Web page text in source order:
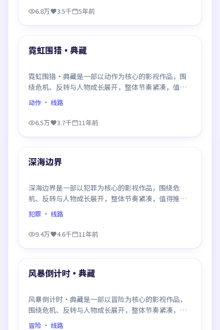
6.8万 3.5千 5年前
最新
霓虹围猎·典藏
霓虹围猎·典藏是一部以动作为核心的影视作品，围
绕危机、反转与人物成长展开，整体节奏紧凑，值得
推荐观看。
动作 · 线路
6.5万 3.7千 11年前
最新
深海边界
深海边界是一部以犯罪为核心的影视作品，围绕危
机、反转与人物成长展开，整体节奏紧凑，值得推荐
观看。
犯罪 · 线路
9.4万 4.6千 11年前
最新
风暴倒计时·典藏
风暴倒计时·典藏是一部以冒险为核心的影视作品，
围绕危机、反转与人物成长展开，整体节奏紧凑，值
得推荐观看。
冒险 · 线路